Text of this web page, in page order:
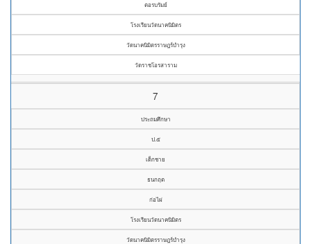
ตอรบรัมย์
โรงเรียนวัดนาคนิมิตร
วัดนาคนิมิตรราษฎร์บำรุง
วัดราชโอรสาราม
7
ประถมศึกษา
ป.๕
เด็กชาย
ธนกฤต
ก่อไผ่
โรงเรียนวัดนาคนิมิตร
วัดนาคนิมิตรราษฎร์บำรุง